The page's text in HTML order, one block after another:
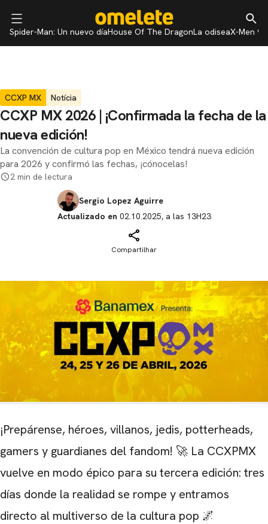
Spider-Man: Un nuevo díaHouse Of The DragonLa odiseaX-Men 97
CCXP MX Notícia
CCXP MX 2026 | ¡Confirmada la fecha de la
nueva edición!
La convención de cultura pop en México tendrá nueva edición
para 2026 y confirmó las fechas, ¡cónocelas!
2 min de lectura
Sergio Lopez Aguirre
Actualizado en 02.10.2025, a las 13H23
Compartilhar
¡Prepárense, héroes, villanos, jedis, potterheads,
gamers y guardianes del fandom! 🚀 La CCXPMX
vuelve en modo épico para su tercera edición: tres
días donde la realidad se rompe y entramos
directo al multiverso de la cultura pop 🌌